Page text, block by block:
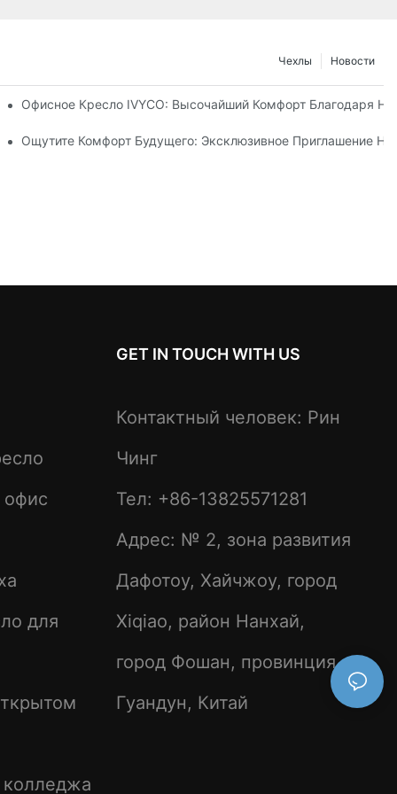
Новости
Чехлы
Лежащая В Основе Офисного Кресла IVYCO.
Офисное Кресло IVYCO: Высочайший Комфорт Благодаря
Месте Благодаря Человекоцентричному Дизайну.
Ощутите Комфорт Будущего: Эксклюзивное Приглашение
для
GET IN TOUCH WITH US
Контактный человек: Рин
Чинг
Тел: +86-13825571281
Адрес: № 2, зона развития
Дафотоу, Хайчжоу, город
Xiqiao, район Нанхай,
город Фошан, провинция
Гуандун, Китай